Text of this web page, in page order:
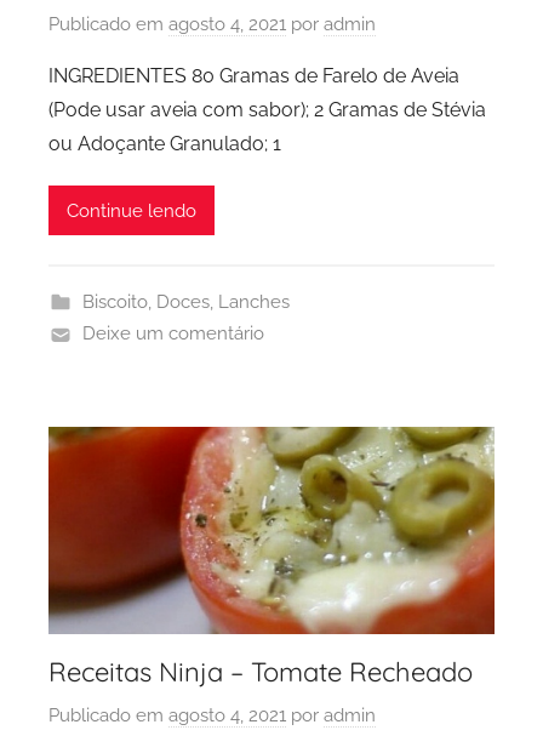
Publicado em agosto 4, 2021 por admin
INGREDIENTES 80 Gramas de Farelo de Aveia
(Pode usar aveia com sabor); 2 Gramas de Stévia
ou Adoçante Granulado; 1
Continue lendo
Biscoito, Doces, Lanches
Deixe um comentário
Receitas Ninja – Tomate Recheado
Publicado em agosto 4, 2021 por admin